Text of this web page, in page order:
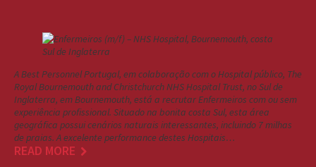
A Best Personnel Portugal, em colaboração com o Hospital público, The
Royal Bournemouth and Christchurch NHS Hospital Trust, no Sul de
Inglaterra, em Bournemouth, está a recrutar Enfermeiros com ou sem
experiência profissional. Situado na bonita costa Sul, esta área
geográfica possui cenários naturais interessantes, incluindo 7 milhas
de praias. A excelente performance destes Hospitais…
READ MORE